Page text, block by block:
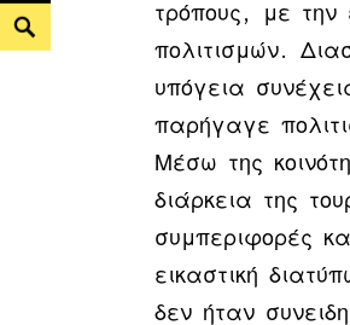
Search
τρόπους, με
πολιτισμών.
υπόγεια
παρήγαγε
Μέσω της
διάρκεια της
συμπεριφορές
εικαστική
δεν ήταν